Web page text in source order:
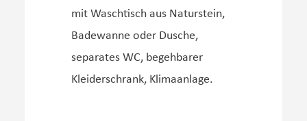
mit Waschtisch aus Naturstein,
Badewanne oder Dusche,
separates WC, begehbarer
Kleiderschrank, Klimaanlage.